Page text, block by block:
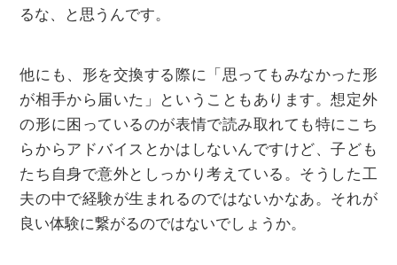
るな、と思うんです。
他にも、形を交換する際に「思ってもみなかった形
が相手から届いた」ということもあります。想定外
の形に困っているのが表情で読み取れても特にこち
らからアドバイスとかはしないんですけど、子ども
たち自身で意外としっかり考えている。そうした工
夫の中で経験が生まれるのではないかなあ。それが
良い体験に繋がるのではないでしょうか。